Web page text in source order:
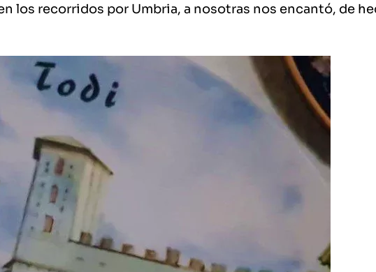
los recorridos por Umbria, a nosotras nos encantó, de